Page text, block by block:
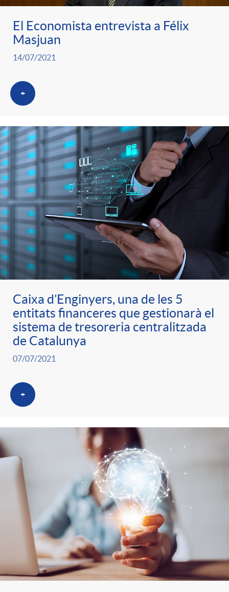
El Economista entrevista a Félix
Masjuan
14/07/2021
+
Caixa d’Enginyers, una de les 5
entitats financeres que gestionarà el
sistema de tresoreria centralitzada
de Catalunya
07/07/2021
+